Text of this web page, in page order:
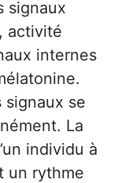
signaux
activité
internes
signaux se
La
individu à
un rythme